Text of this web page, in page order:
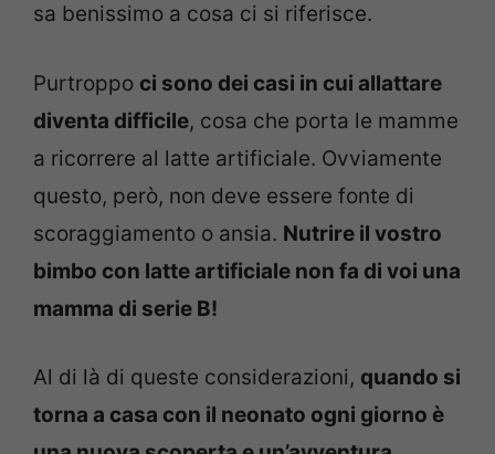
sa benissimo a cosa ci si riferisce.
Purtroppo ci sono dei casi in cui allattare
diventa difficile, cosa che porta le mamme
a ricorrere al latte artificiale. Ovviamente
questo, però, non deve essere fonte di
scoraggiamento o ansia. Nutrire il vostro
bimbo con latte artificiale non fa di voi una
mamma di serie B!
Al di là di queste considerazioni, quando si
torna a casa con il neonato ogni giorno è